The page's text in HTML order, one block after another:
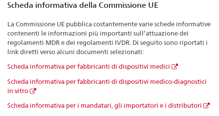
Scheda informativa della Commissione UE
La Commissione UE pubblica costantemente varie schede informative
contenenti le informazioni più importanti sull’attuazione dei
regolamenti MDR e dei regolamenti IVDR. Di seguito sono riportati i
link diretti verso alcuni documenti selezionati:
Scheda informativa per fabbricanti di dispositivi medici
Scheda informativa per fabbricanti di dispositivi medico-diagnostici
in vitro
Scheda informativa per i mandatari, gli importatori e i distributori